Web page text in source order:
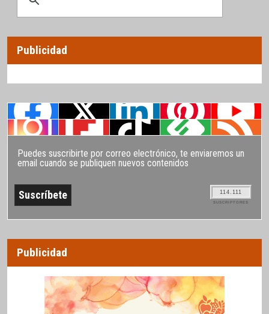
Publicidad
Puedes suscribirte por correo electrónico, te enviaremos un
email cuando se publiquen nuevos contenidos
114.111
SUSCRIPTORES
Publicidad